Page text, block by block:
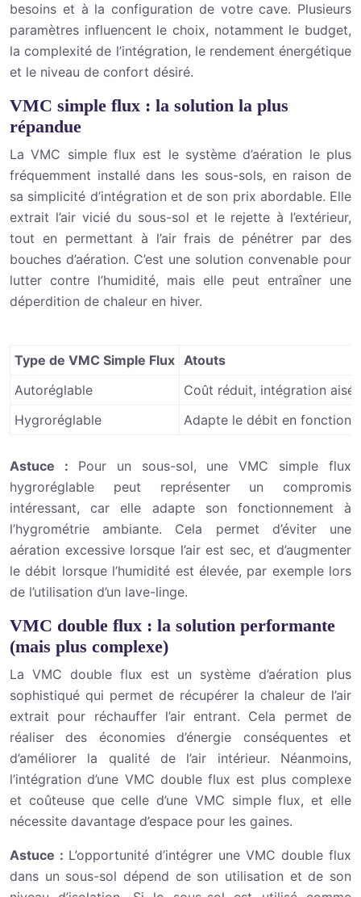
besoins et à la configuration de votre cave. Plusieurs
paramètres influencent le choix, notamment le budget,
la complexité de l’intégration, le rendement énergétique
et le niveau de confort désiré.
VMC simple flux : la solution la plus
répandue
La VMC simple flux est le système d’aération le plus
fréquemment installé dans les sous-sols, en raison de
sa simplicité d’intégration et de son prix abordable. Elle
extrait l’air vicié du sous-sol et le rejette à l’extérieur,
tout en permettant à l’air frais de pénétrer par des
bouches d’aération. C’est une solution convenable pour
lutter contre l’humidité, mais elle peut entraîner une
déperdition de chaleur en hiver.
Type de VMC Simple Flux Atouts
Autoréglable
Coût réduit, intégration
Hygroréglable
Adapte le débit en fonction
Astuce : Pour un sous-sol, une VMC simple flux
hygroréglable peut représenter un compromis
intéressant, car elle adapte son fonctionnement à
l’hygrométrie ambiante. Cela permet d’éviter une
aération excessive lorsque l’air est sec, et d’augmenter
le débit lorsque l’humidité est élevée, par exemple lors
de l’utilisation d’un lave-linge.
VMC double flux : la solution performante
(mais plus complexe)
La VMC double flux est un système d’aération plus
sophistiqué qui permet de récupérer la chaleur de l’air
extrait pour réchauffer l’air entrant. Cela permet de
réaliser des économies d’énergie conséquentes et
d’améliorer la qualité de l’air intérieur. Néanmoins,
l’intégration d’une VMC double flux est plus complexe
et coûteuse que celle d’une VMC simple flux, et elle
nécessite davantage d’espace pour les gaines.
Astuce : L’opportunité d’intégrer une VMC double flux
dans un sous-sol dépend de son utilisation et de son